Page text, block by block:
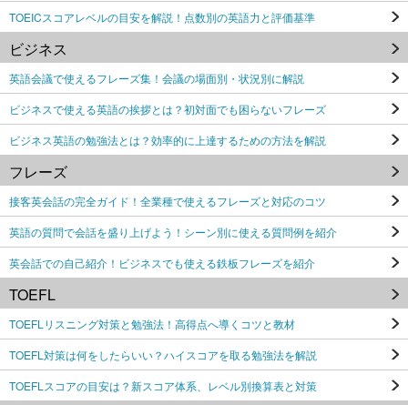
TOEICスコアレベルの目安を解説！点数別の英語力と評価基準
ビジネス
英語会議で使えるフレーズ集！会議の場面別・状況別に解説
ビジネスで使える英語の挨拶とは？初対面でも困らないフレーズ
ビジネス英語の勉強法とは？効率的に上達するための方法を解説
フレーズ
接客英会話の完全ガイド！全業種で使えるフレーズと対応のコツ
英語の質問で会話を盛り上げよう！シーン別に使える質問例を紹介
英会話での自己紹介！ビジネスでも使える鉄板フレーズを紹介
TOEFL
TOEFLリスニング対策と勉強法！高得点へ導くコツと教材
TOEFL対策は何をしたらいい？ハイスコアを取る勉強法を解説
TOEFLスコアの目安は？新スコア体系、レベル別換算表と対策